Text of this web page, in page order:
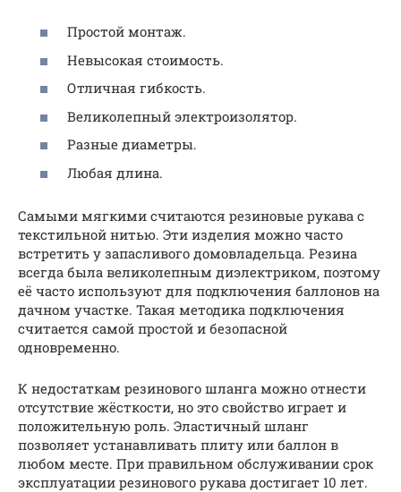
Простой монтаж.
Невысокая стоимость.
Отличная гибкость.
Великолепный электроизолятор.
Разные диаметры.
Любая длина.
Самыми мягкими считаются резиновые рукава с
текстильной нитью. Эти изделия можно часто
встретить у запасливого домовладельца. Резина
всегда была великолепным диэлектриком, поэтому
её часто используют для подключения баллонов на
дачном участке. Такая методика подключения
считается самой простой и безопасной
одновременно.
К недостаткам резинового шланга можно отнести
отсутствие жёсткости, но это свойство играет и
положительную роль. Эластичный шланг
позволяет устанавливать плиту или баллон в
любом месте. При правильном обслуживании срок
эксплуатации резинового рукава достигает 10 лет.